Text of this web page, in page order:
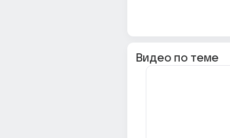
Видео по теме